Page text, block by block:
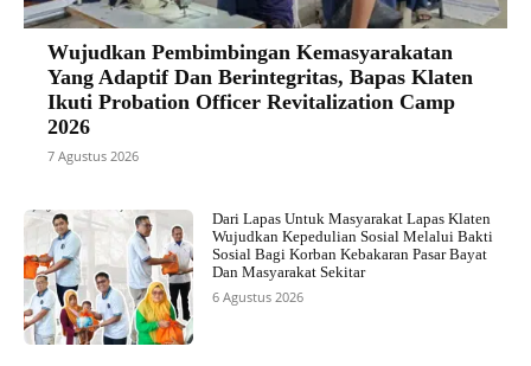
Wujudkan Pembimbingan Kemasyarakatan
Yang Adaptif Dan Berintegritas, Bapas Klaten
Ikuti Probation Officer Revitalization Camp
2026
7 Agustus 2026
Dari Lapas Untuk Masyarakat Lapas Klaten
Wujudkan Kepedulian Sosial Melalui Bakti
Sosial Bagi Korban Kebakaran Pasar Bayat
Dan Masyarakat Sekitar
6 Agustus 2026